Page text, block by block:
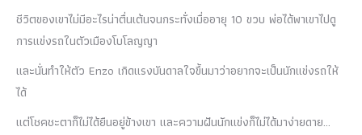
ชีวิตของเขาไม่มีอะไรน่าตื่นเต้นจนกระทั่งเมื่ออายุ 10 ขวบ พ่อได้พาเขาไปดู
การแข่งรถในตัวเมืองโบโลญญา
และนั่นทำให้ตัว Enzo เกิดแรงบันดาลใจขึ้นมาว่าอยากจะเป็นนักแข่งรถให้
ได้
แต่โชคชะตาก็ไม่ได้ยืนอยู่ข้างเขา และความฝันนักแข่งก็ไม่ได้มาง่ายดาย…